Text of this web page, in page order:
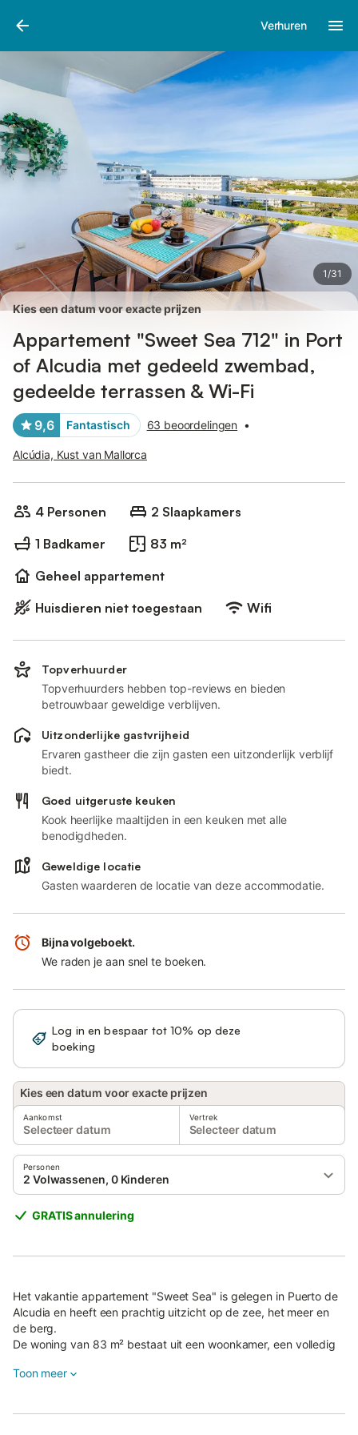
Verhuren
1/31
Afbeeldingen
Kies een datum voor exacte prijzen
Appartement "Sweet Sea 712" in Port
of Alcudia met gedeeld zwembad,
gedeelde terrassen & Wi-Fi
9,6 Fantastisch 63 beoordelingen •
Alcúdia, Kust van Mallorca
4 Personen
2 Slaapkamers
1 Badkamer
83 m²
Geheel appartement
Huisdieren niet toegestaan
Wifi
Topverhuurder
Topverhuurders hebben top-reviews en bieden
betrouwbaar geweldige verblijven.
Uitzonderlijke gastvrijheid
Ervaren gastheer die zijn gasten een uitzonderlijk verblijf
biedt.
Goed uitgeruste keuken
Kook heerlijke maaltijden in een keuken met alle
benodigdheden.
Geweldige locatie
Gasten waarderen de locatie van deze accommodatie.
Bijna volgeboekt.
We raden je aan snel te boeken.
Log in en bespaar tot 10% op deze
boeking
Kies een datum voor exacte prijzen
Aankomst
Selecteer datum
Vertrek
Selecteer datum
Personen
2 Volwassenen, 0 Kinderen
GRATIS annulering
Het vakantie appartement "Sweet Sea" is gelegen in Puerto de
Alcudia en heeft een prachtig uitzicht op de zee, het meer en
de berg.
De woning van 83 m² bestaat uit een woonkamer, een volledig
geschikt voor 4 personen.
Toon meer